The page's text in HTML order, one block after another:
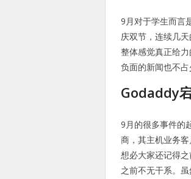
9月对于学生而言
庆双节，连续几
整体感觉真正给
负面的新闻也不
Godaddy
9月的很多事件的
商，其主机业务
想必大家还记得
之前不无干系。